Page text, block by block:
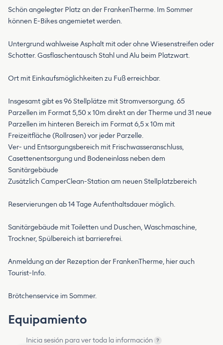
Schön angelegter Platz an der FrankenTherme. Im Sommer
können E-Bikes angemietet werden.
Untergrund wahlweise Asphalt mit oder ohne Wiesenstreifen oder
Schotter. Gasflaschentausch Stahl und Alu beim Platzwart.
Ort mit Einkaufsmöglichkeiten zu Fuß erreichbar.
Insgesamt gibt es 96 Stellplätze mit Stromversorgung. 65
Parzellen im Format 5,50 x 10m direkt an der Therme und 31 neue
Parzellen im hinteren Bereich im Format 6,5 x 10m mit
Freizeitfläche (Rollrasen) vor jeder Parzelle.
Ver- und Entsorgungsbereich mit Frischwasseranschluss,
Casettenentsorgung und Bodeneinlass neben dem
Sanitärgebäude
Zusätzlich CamperClean-Station am neuen Stellplatzbereich
Reservierungen ab 14 Tage Aufenthaltsdauer möglich.
Sanitärgebäude mit Toiletten und Duschen, Waschmaschine,
Trockner, Spülbereich ist barrierefrei.
Anmeldung an der Rezeption der FrankenTherme, hier auch
Tourist-Info.
Brötchenservice im Sommer.
Equipamiento
Inicia sesión para ver toda la información ?